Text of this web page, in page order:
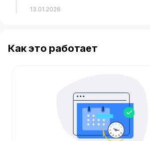
13.01.2026
Как это работает